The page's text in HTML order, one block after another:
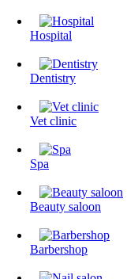
Hospital
Dentistry
Vet clinic
Spa
Beauty saloon
Barbershop